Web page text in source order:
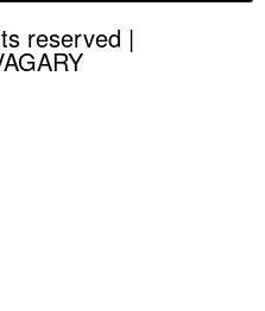
reserved |